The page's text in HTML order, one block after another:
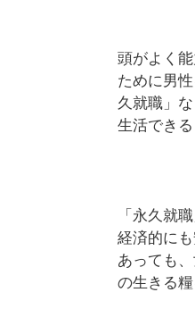
頭がよく
ために男
久就職」
生活でき
「永久就
経済的に
あっても
の生きる